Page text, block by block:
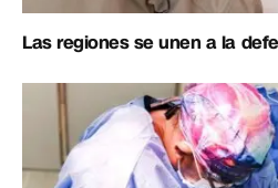
Las regiones se unen a la